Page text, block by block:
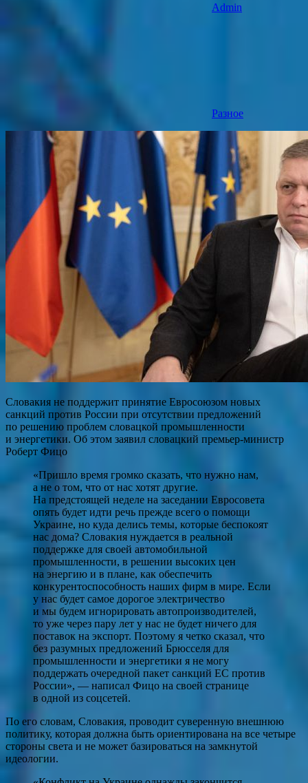
Admin
Разное
Словакия не поддержит принятие Евросоюзом новых
санкций против России при отсутствии предложений
по решению проблем словацкой промышленности
и энергетики. Об этом заявил словацкий премьер-министр
Роберт Фицо
«Пришло время громко сказать, что нужно нам,
а не о том, что от нас хотят другие.
На предстоящей неделе на заседании Евросовета
опять будет идти речь прежде всего о помощи
Украине, но куда делись темы, которые беспокоят
нас дома? Словакия нуждается в реальной
поддержке для своей автомобильной
промышленности, в решении высоких цен
на энергию и в плане, как обеспечить
конкурентоспособность наших фирм в мире. Если
у нас будет самое дорогое электричество
и мы будем игнорировать автопроизводителей,
то уже через пару лет у нас не будет ничего для
поставок на экспорт. Поэтому я четко сказал, что
без разумных предложений Брюсселя для
промышленности и энергетики я не могу
поддержать очередной пакет санкций ЕС против
России», — написал Фицо на своей странице
в одной из соцсетей.
По его словам, Словакия, проводит суверенную внешнюю
политику, которая должна быть ориентирована на все четыре
стороны света и не может базироваться на замкнутой
идеологии.